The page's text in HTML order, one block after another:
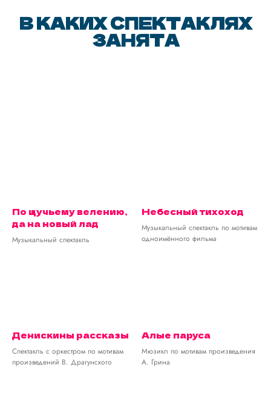
В КАКИХ СПЕКТАКЛЯХ
ЗАНЯТА
По щучьему велению,
да на новый лад
Музыкальный спектакль
Небесный тихоход
Музыкальный спектакль по мотивам
одноимённого фильма
Денискины рассказы
Спектакль с оркестром по мотивам
произведений В. Драгунского
Алые паруса
Мюзикл по мотивам произведения
А. Грина